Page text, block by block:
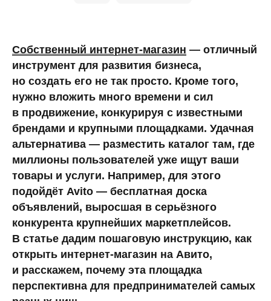
Собственный интернет-магазин — отличный
инструмент для развития бизнеса,
но создать его не так просто. Кроме того,
нужно вложить много времени и сил
в продвижение, конкурируя с известными
брендами и крупными площадками. Удачная
альтернатива — разместить каталог там, где
миллионы пользователей уже ищут ваши
товары и услуги. Например, для этого
подойдёт Avito — бесплатная доска
объявлений, выросшая в серьёзного
конкурента крупнейших маркетплейсов.
В статье дадим пошаговую инструкцию, как
открыть интернет-магазин на Авито,
и расскажем, почему эта площадка
перспективна для предпринимателей самых